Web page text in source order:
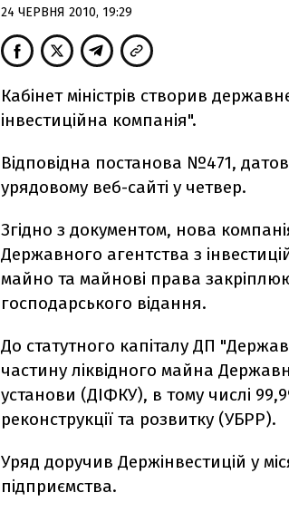
24 ЧЕРВНЯ 2010, 19:29
Кабінет міністрів створив
інвестиційна компанія".
Відповідна постанова №471,
урядовому веб-сайті у четвер.
Згідно з документом, нова
Державного агентства з
майно та майнові права
господарського відання.
До статутного капіталу ДП
частину ліквідного майна
установи (ДІФКУ), в тому числі
реконструкції та розвитку (УБРР).
Уряд доручив Держінвестицій у
підприємства.